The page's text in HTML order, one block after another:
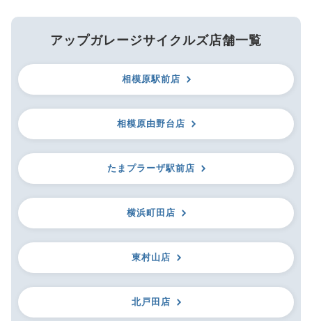
アップガレージサイクルズ店舗一覧
相模原駅前店
相模原由野台店
たまプラーザ駅前店
横浜町田店
東村山店
北戸田店